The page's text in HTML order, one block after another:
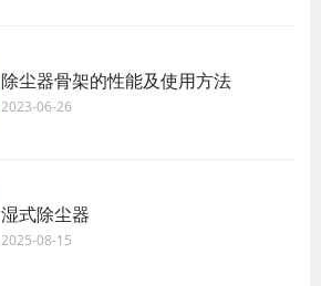
除尘器骨架的性能及使用方法
2023-06-26
湿式除尘器
2025-08-15